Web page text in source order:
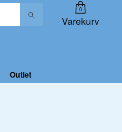
0
Varekurv
Outlet